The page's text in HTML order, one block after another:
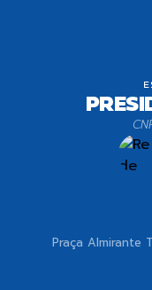
Praça Almirante